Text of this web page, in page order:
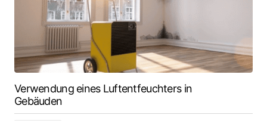
Verwendung eines Luftentfeuchters in
Gebäuden